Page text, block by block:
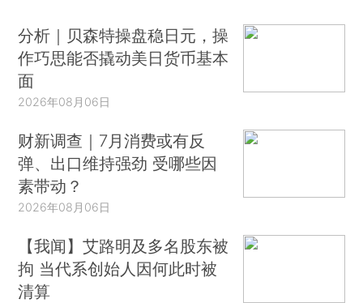
分析｜贝森特操盘稳日元，操
作巧思能否撬动美日货币基本
面
2026年08月06日
财新调查｜7月消费或有反
弹、出口维持强劲 受哪些因
素带动？
2026年08月06日
【我闻】艾路明及多名股东被
拘 当代系创始人因何此时被
清算